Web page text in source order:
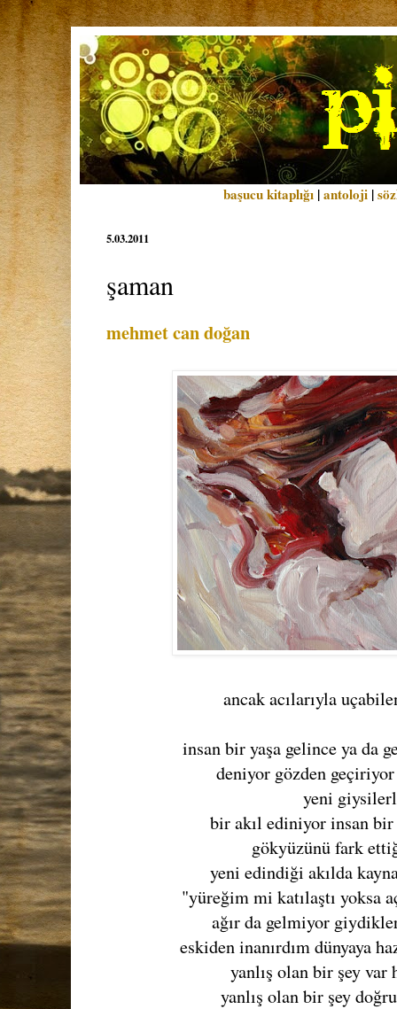
başucu kitaplığı |antoloji |
5.03.2011
şaman
mehmet can doğan
ancak acılarıyla
insan bir yaşa gelince ya da
deniyor gözden geçiriyor
yeni
bir akıl ediniyor insan bir
gökyüzünü fark
yeni edindiği akılda
"yüreğim mi katılaştı yoksa
ağır da gelmiyor
eskiden inanırdım dünyaya
yanlış olan bir şey var
yanlış olan bir şey